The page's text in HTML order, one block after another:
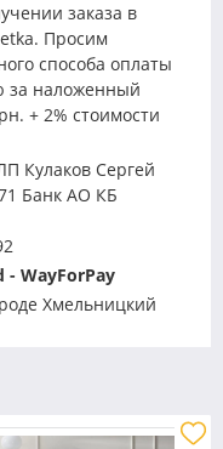
заказа в
Просим
способа оплаты
за наложенный
+ 2% стоимости
Кулаков Сергей
Банк АО КБ
- WayForPay
Хмельницкий